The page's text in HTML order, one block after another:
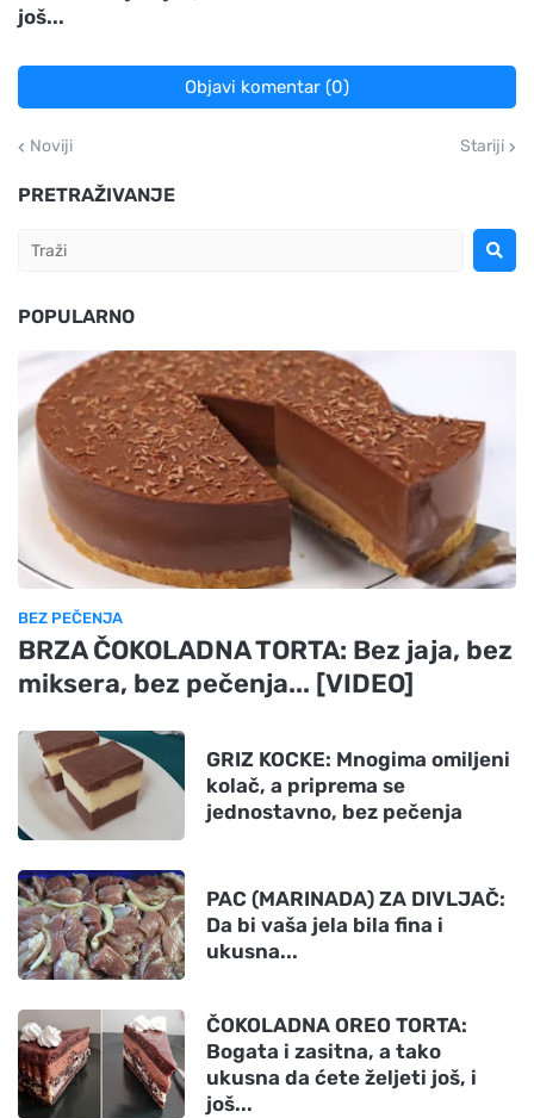
još...
Objavi komentar (0)
Noviji Stariji
PRETRAŽIVANJE
POPULARNO
BEZ PEČENJA
BRZA ČOKOLADNA TORTA: Bez jaja, bez
miksera, bez pečenja... [VIDEO]
GRIZ KOCKE: Mnogima omiljeni
kolač, a priprema se
jednostavno, bez pečenja
PAC (MARINADA) ZA DIVLJAČ:
Da bi vaša jela bila fina i
ukusna...
ČOKOLADNA OREO TORTA:
Bogata i zasitna, a tako
ukusna da ćete željeti još, i
još...